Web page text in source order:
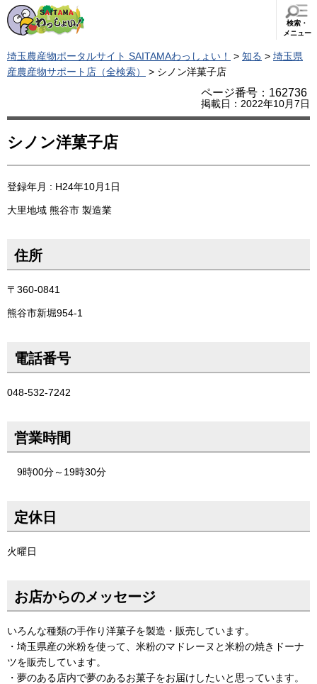
検索・
メニュー
埼玉農産物ポータルサイト SAITAMAわっしょい！ > 知る > 埼玉県
産農産物サポート店（全検索）
> シノン洋菓子店
ページ番号：162736
掲載日：2022年10月7日
シノン洋菓子店
登録年月 : H24年10月1日
大里地域 熊谷市 製造業
住所
〒360-0841
熊谷市新堀954-1
電話番号
048-532-7242
営業時間
9時00分～19時30分
定休日
火曜日
お店からのメッセージ
いろんな種類の手作り洋菓子を製造・販売しています。
・埼玉県産の米粉を使って、米粉のマドレーヌと米粉の焼きドーナ
ツを販売しています。
・夢のある店内で夢のあるお菓子をお届けしたいと思っています。